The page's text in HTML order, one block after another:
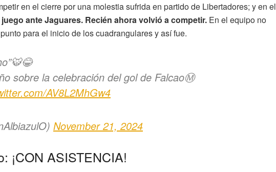
en el cierre por una molestia sufrida en partido de Libertadores; y en el
ante Jaguares. Recién ahora volvió a competir. En el equipo no
para el inicio de los cuadrangulares y así fue.
sobre la celebración del gol de FalcaoⓂ️
AV8L2MhGw4
November 21, 2024
¡CON ASISTENCIA!